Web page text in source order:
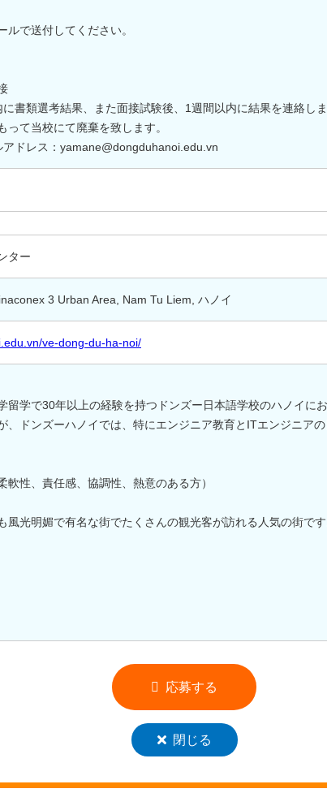
ルで送付してください。
書類選考結果、また面接試験後、1週間以内に結果を連絡しま
て当校にて廃棄を致します。
ドレス：yamane@dongduhanoi.edu.vn
ター
3 Urban Area, Nam Tu Liem, ハノイ
ve-dong-du-ha-noi/
学で30年以上の経験を持つドンズー日本語学校のハノイに
、ドンズーハノイでは、特にエンジニア教育とITエンジニア
軟性、責任感、協調性、熱意のある方）
風光明媚で有名な街でたくさんの観光客が訪れる人気の街で
応募する
閉じる